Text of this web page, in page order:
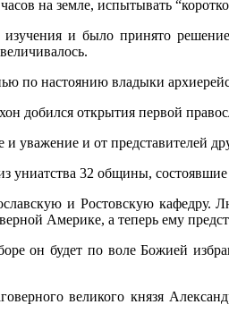
на земле, испытывать
и было принято
по настоянию владыки
добился открытия первой
уважение и от представителей
униатства 32 общины,
и Ростовскую
Америке, а теперь ему
он будет по воле Божией
великого князя